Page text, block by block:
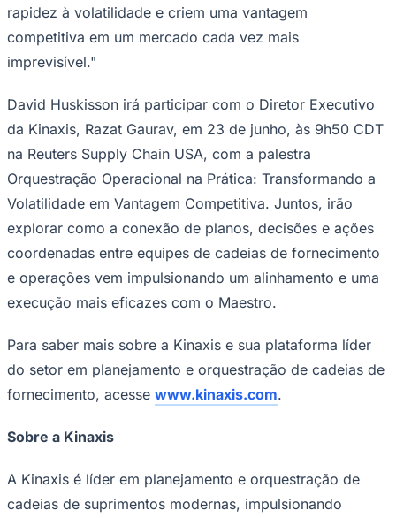
Goiás
Coritiba
rapidez à volatilidade e criem uma vantagem
competitiva em um mercado cada vez mais
imprevisível."
David Huskisson irá participar com o Diretor Executivo
da Kinaxis, Razat Gaurav, em 23 de junho, às 9h50 CDT
na Reuters Supply Chain USA, com a palestra
Orquestração Operacional na Prática: Transformando a
Volatilidade em Vantagem Competitiva. Juntos, irão
explorar como a conexão de planos, decisões e ações
coordenadas entre equipes de cadeias de fornecimento
e operações vem impulsionando um alinhamento e uma
execução mais eficazes com o Maestro.
Para saber mais sobre a Kinaxis e sua plataforma líder
do setor em planejamento e orquestração de cadeias de
fornecimento, acesse www.kinaxis.com.
Sobre a Kinaxis
A Kinaxis é líder em planejamento e orquestração de
cadeias de suprimentos modernas, impulsionando